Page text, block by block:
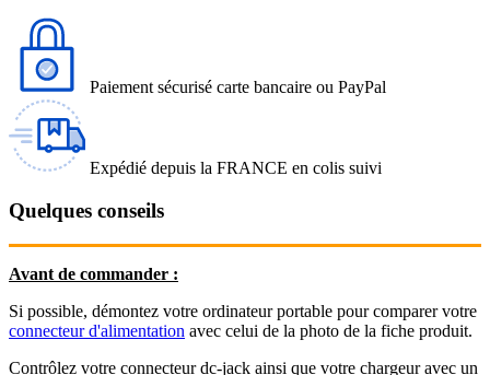
Paiement sécurisé carte bancaire ou PayPal
Expédié depuis la FRANCE en colis suivi
Quelques conseils
Avant de commander :
Si possible, démontez votre ordinateur portable pour comparer votre
connecteur d'alimentation avec celui de la photo de la fiche produit.
Contrôlez votre connecteur dc-jack ainsi que votre chargeur avec un